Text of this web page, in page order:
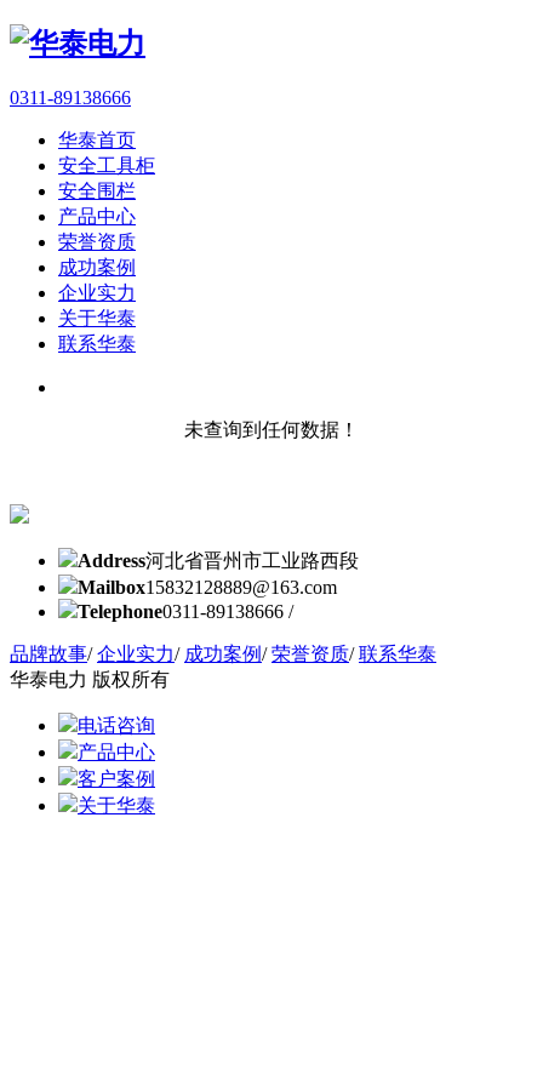
0311-89138666
华泰首页
安全工具柜
安全围栏
产品中心
荣誉资质
成功案例
企业实力
关于华泰
联系华泰
未查询到任何数据！
Address河北省晋州市工业路西段
Mailbox15832128889@163.com
Telephone0311-89138666 /
品牌故事/企业实力/ 成功案例/荣誉资质/联系华泰
华泰电力 版权所有
电话咨询
产品中心
客户案例
关于华泰